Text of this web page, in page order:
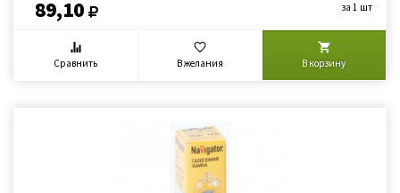
89,10 за 1 шт
Сравнить В желания В корзину